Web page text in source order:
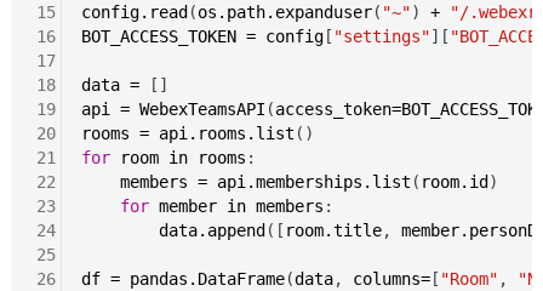
15
16
17
18
19
20
21
22
23
24
25
26
config.read (os.path.expanduser( "~") +
"/
BOT_ACCESS_TOKEN = config[ "settings"][
data =
api
= WebexTeamsAPI (
rooms = api.rooms.list
for
room in rooms :
members = api.memberships.list ( room.id )
for member in members :
data.append ([ room.title,
df = pandas.DataFrame(data, columns=[ "Room" ,